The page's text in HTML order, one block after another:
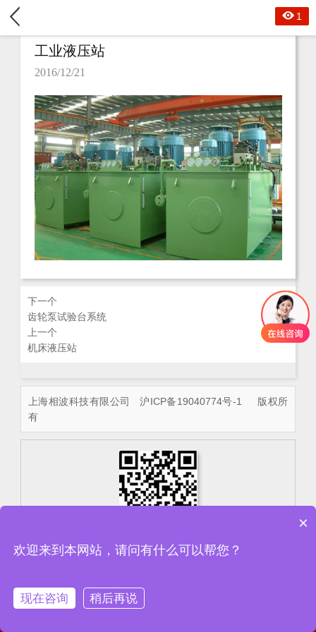
1
工业液压站
2016/12/21
下一个
齿轮泵试验台系统
上一个
机床液压站
上海相波科技有限公司沪ICP备19040774号-1 版权所
有
×
欢迎来到本网站，请问有什么可以帮您？
现在咨询 稍后再说